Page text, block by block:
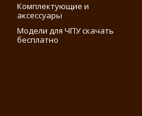
Комплектующие и
аксессуары
Модели для ЧПУ скачать
бесплатно